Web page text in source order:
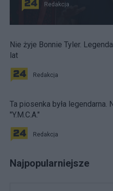
Redakcja
Nie żyje Bonnie Tyler.
lat
Redakcja
Ta piosenka była legendarna.
"Y.M.C.A."
Redakcja
Najpopularniejsze